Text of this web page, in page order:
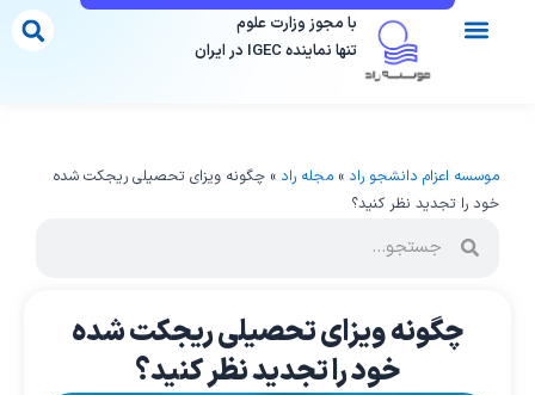
با مجوز وزارت علوم
تنها نماینده IGEC در ایران
موسسه اعزام دانشجو راد » مجله راد » چگونه ویزای تحصیلی ریجکت شده
خود را تجدید نظر کنید؟
چگونه ویزای تحصیلی ریجکت شده
خود را تجدید نظر کنید؟